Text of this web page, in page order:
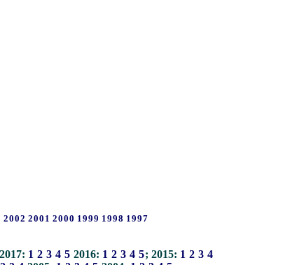
2002 2001 2000 1999 1998 1997
2017: 1 2 3 4 5 2016: 1 2 3 4 5; 2015: 1 2 3 4